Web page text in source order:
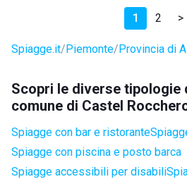
1 2 >
Spiagge.it Piemonte Provincia di
Scopri le diverse tipologie
comune di Castel
Spiagge con bar e ristorante
Spiagge con piscina e posto barca
Spiagge accessibili per disabili